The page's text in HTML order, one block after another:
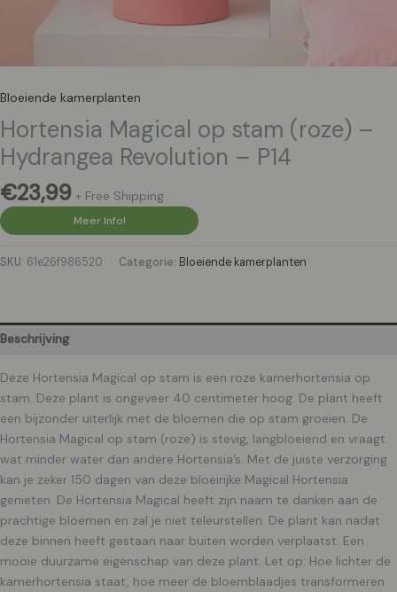
Bloeiende kamerplanten
Hortensia Magical op stam (roze) –
Hydrangea Revolution – P14
€23,99 + Free Shipping
Meer Info!
SKU: 61e26f986520 Categorie: Bloeiende kamerplanten
Beschrijving
Deze Hortensia Magical op stam is een roze kamerhortensia op
stam. Deze plant is ongeveer 40 centimeter hoog. De plant heeft
een bijzonder uiterlijk met de bloemen die op stam groeien. De
Hortensia Magical op stam (roze) is stevig, langbloeiend en vraagt
wat minder water dan andere Hortensia’s. Met de juiste verzorging
kan je zeker 150 dagen van deze bloeirijke Magical Hortensia
genieten. De Hortensia Magical heeft zijn naam te danken aan de
prachtige bloemen en zal je niet teleurstellen. De plant kan nadat
deze binnen heeft gestaan naar buiten worden verplaatst. Een
mooie duurzame eigenschap van deze plant. Let op: Hoe lichter de
kamerhortensia staat, hoe meer de bloemblaadjes transformeren